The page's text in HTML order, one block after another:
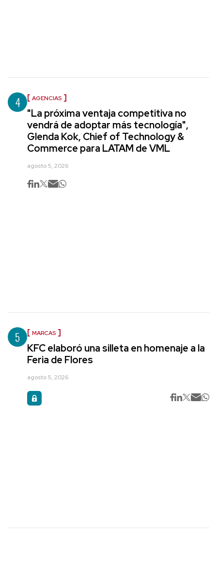
4 AGENCIAS
"La próxima ventaja competitiva no
vendrá de adoptar más tecnología",
Glenda Kok, Chief of Technology &
Commerce para LATAM de VML
agosto 5, 2026
5 MARCAS
KFC elaboró una silleta en homenaje a la
Feria de Flores
agosto 5, 2026